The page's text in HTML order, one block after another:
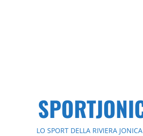
LO SPORT DELLA RIVIERA